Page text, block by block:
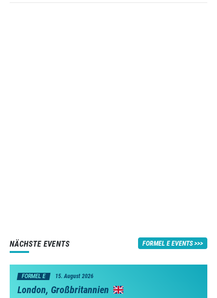
NÄCHSTE EVENTS FORMEL E EVENTS
FORMEL E 15. August 2026
London, Großbritannien